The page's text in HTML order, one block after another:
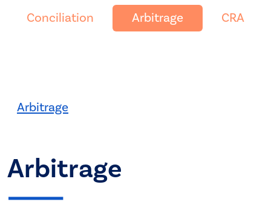
Conciliation
Arbitrage CRA
Arbitrage
Arbitrage